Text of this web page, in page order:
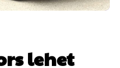
lehet